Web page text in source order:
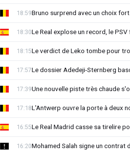
Bruno surprend avec un choix fort
18:59
Le Real explose un record, le
18:30
Le verdict de Leko tombe pour
18:15
Le dossier Adedeji-Sternberg
17:57
Une nouvelle piste très chaude
17:39
L'Antwerp ouvre la porte à deux
17:18
Le Real Madrid casse sa tirelire
16:55
Mohamed Salah signe un contrat
16:20